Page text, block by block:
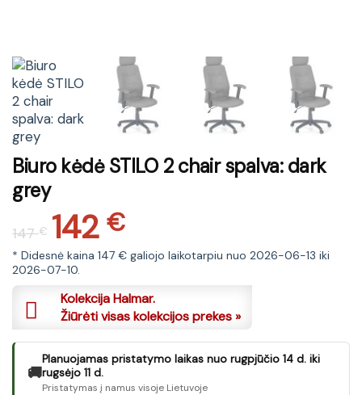
Biuro kėdė STILO 2 chair spalva: dark
grey
147€
Original
price
was:
147 €.
142€
Current
price
is:
142 €.
* Didesnė kaina 147 € galiojo laikotarpiu nuo 2026-06-13 iki
2026-07-10.
Kolekcija Halmar.
Žiūrėti visas kolekcijos prekes »
🚚
Planuojamas pristatymo laikas nuo rugpjūčio 14 d. iki
rugsėjo 11 d.
Pristatymas į namus visoje Lietuvoje